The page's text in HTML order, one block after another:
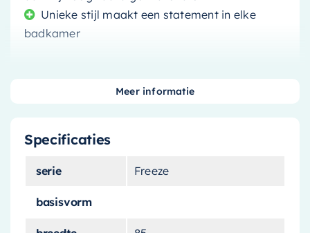
Unieke stijl maakt een statement in elke
badkamer
400 woorden, met minstens twee
Specificaties
serie Freeze
basisvorm
Meer informatie